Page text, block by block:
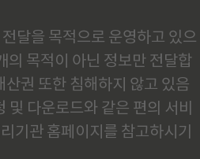
달을 목적으로 운영하고 있으
의 목적이 아닌 정보만 전달합
권 또한 침해하지 않고 있음
및 다운로드와 같은 편의 서비
기관 홈페이지를 참고하시기